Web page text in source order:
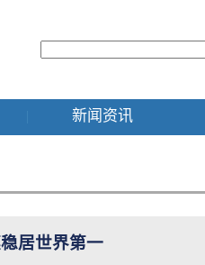
新闻资讯
居世界第一